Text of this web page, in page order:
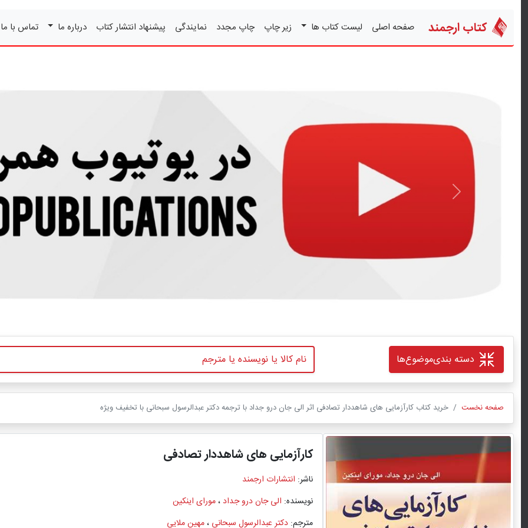
کتاب ارجمند صفحه اصلی لیست کتاب ها زیر چاپ چاپ مجدد نمایندگی پیشنهاد انتشار کتاب درباره ما تماس با
قبلی
دسته بندیموضوع‌ها
صفحه نخست خرید کتاب کارآزمایی های شاهددار تصادفی اثر الی جان درو جداد با ترجمه دکتر عبدالرسول سبحانی با تخفیف ویژه
کارآزمایی های شاهددار تصادفی
ناشر: انتشارات ارجمند
نویسنده: الی جان درو جداد،مورای اینکین
مترجم: دکتر عبدالرسول سبحانی ،مهین ملایی